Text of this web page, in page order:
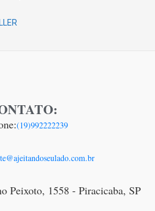
(19)992222239
Peixoto, 1558 - Piracicaba, SP